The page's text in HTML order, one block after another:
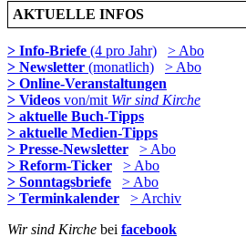
AKTUELLE INFOS
> Info-Briefe (4 pro Jahr)
> Abo
> Newsletter (monatlich)
> Abo
> Online-Veranstaltungen
> Videos von/mit Wir sind Kirche
> aktuelle Buch-Tipps
> aktuelle Medien-Tipps
> Presse-Newsletter
> Abo
> Reform-Ticker
> Abo
> Sonntagsbriefe
> Abo
> Terminkalender
> Archiv
Wir sind Kirche bei facebook